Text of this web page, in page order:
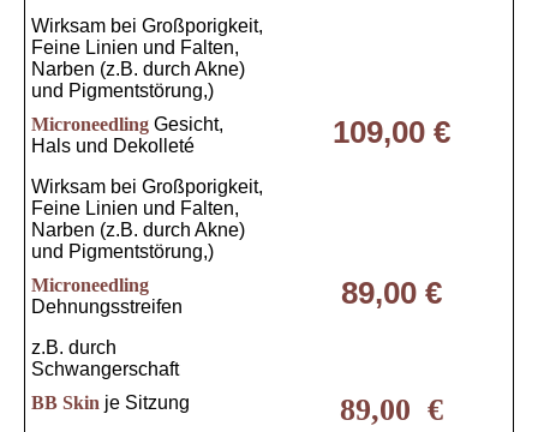
Wirksam bei Großporigkeit,
Feine Linien und Falten,
Narben (z.B. durch Akne)
und Pigmentstörung,)
Microneedling Gesicht,
Hals und Dekolleté
Wirksam bei Großporigkeit,
Feine Linien und Falten,
Narben (z.B. durch Akne)
und Pigmentstörung,)
109,00 €
Microneedling
Dehnungsstreifen
z.B. durch
Schwangerschaft
89,00 €
BB Skin je Sitzung
89,00 €